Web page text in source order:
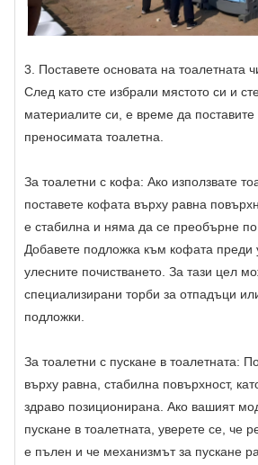
3. Поставете основата на тоалетната
След като сте избрали мястото си и
материалите си, е време да поставите
преносимата тоалетна.
За тоалетни с кофа: Ако използвате
поставете кофата върху равна
е стабилна и няма да се преобърне
Добавете подложка към кофата преди
улесните почистването. За тази цел
специализирани торби за отпадъци
подложки.
За тоалетни с пускане в тоалетната:
върху равна, стабилна повърхност,
здраво позиционирана. Ако вашият
пускане в тоалетната, уверете се, че
е пълен и че механизмът за пускане